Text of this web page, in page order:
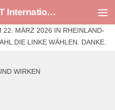
Regionalhilfe. de ISMOT International Social And Medical Outreach Team
22. MÄRZ 2026 IN RHEINLAND-
DIE LINKE WÄHLEN. DANKE.
WIRKEN